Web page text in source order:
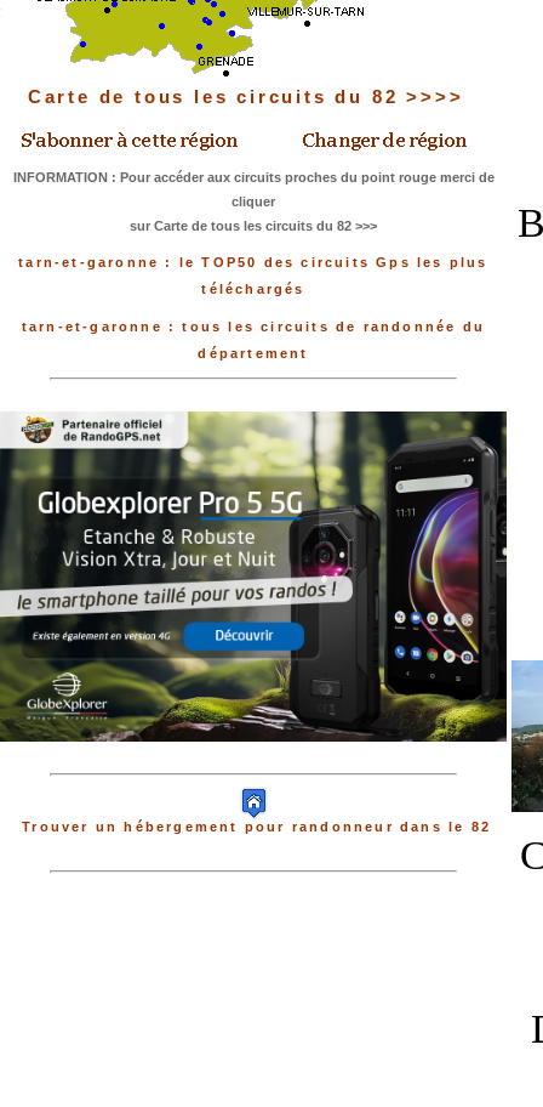
Carte de tous les circuits du 82 >>>>
INFORMATION : Pour accéder aux circuits proches du point rouge merci de
cliquer
sur Carte de tous les circuits du 82 >>>
tarn-et-garonne : le TOP50 des circuits Gps les plus
téléchargés
tarn-et-garonne : tous les circuits de randonnée du
département
Trouver un hébergement pour randonneur dans le 82